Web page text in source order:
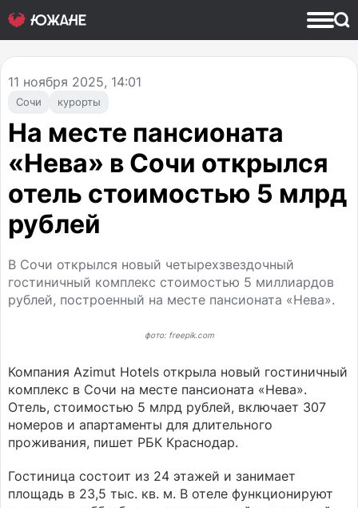
Сочи курорты
11 ноября 2025, 14:01
На месте пансионата
«Нева» в Сочи открылся
отель стоимостью 5 млрд
рублей
В Сочи открылся новый четырехзвездочный
гостиничный комплекс стоимостью 5 миллиардов
рублей, построенный на месте пансионата «Нева».
фото: freepik.com
Компания Azimut Hotels открыла новый гостиничный
комплекс в Сочи на месте пансионата «Нева».
Отель, стоимостью 5 млрд рублей, включает 307
номеров и апартаменты для длительного
проживания, пишет РБК Краснодар.
Гостиница состоит из 24 этажей и занимает
площадь в 23,5 тыс. кв. м. В отеле функционируют